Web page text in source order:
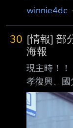
北，在台新
邊，雖然
補了中華
感的提升到
很多人也會
季少了野
況，新賽
家討論看
winnie4dc ·
30 [情報] 部
海報
現主時！
孝復興、國
喜 喜歡林
https://
https://